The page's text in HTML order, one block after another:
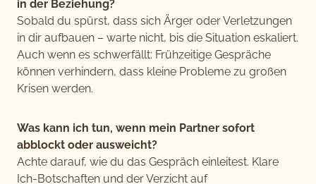
in der Beziehung?
Sobald du spürst, dass sich Ärger oder Verletzungen
in dir aufbauen – warte nicht, bis die Situation eskaliert.
Auch wenn es schwerfällt: Frühzeitige Gespräche
können verhindern, dass kleine Probleme zu großen
Krisen werden.
Was kann ich tun, wenn mein Partner sofort
abblockt oder ausweicht?
Achte darauf, wie du das Gespräch einleitest. Klare
Ich-Botschaften und der Verzicht auf